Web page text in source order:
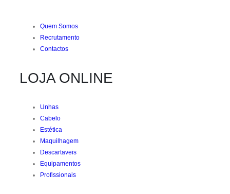
Quem Somos
Recrutamento
Contactos
LOJA ONLINE
Unhas
Cabelo
Estética
Maquilhagem
Descartaveis
Equipamentos
Profissionais